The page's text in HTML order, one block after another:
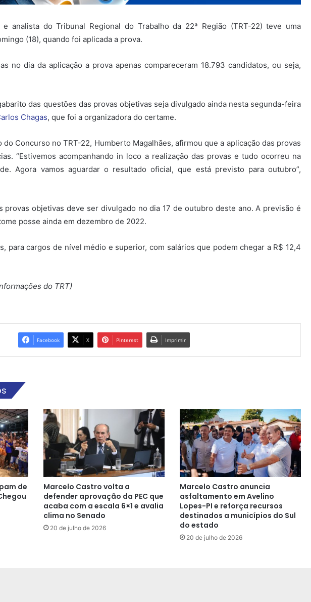
analista do Tribunal Regional do Trabalho da 22ª Região (TRT-22) teve uma
(18), quando foi aplicada a prova.
no dia da aplicação a prova apenas compareceram 18.793 candidatos, ou seja,
das questões das provas objetivas seja divulgado ainda nesta segunda-feira
Chagas, que foi a organizadora do certame.
do Concurso no TRT-22, Humberto Magalhães, afirmou que a aplicação das provas
“Estivemos acompanhando in loco a realização das provas e tudo ocorreu na
Agora vamos aguardar o resultado oficial, que está previsto para outubro”,
provas objetivas deve ser divulgado no dia 17 de outubro deste ano. A previsão é
posse ainda em dezembro de 2022.
para cargos de nível médio e superior, com salários que podem chegar a R$ 12,4
do TRT)
Facebook X Pinterest Imprimir
de
Marcelo Castro volta a
defender aprovação da PEC que
acaba com a escala 6×1 e avalia
clima no Senado
20 de julho de 2026
Marcelo Castro anuncia
asfaltamento em Avelino
Lopes-PI e reforça recursos
destinados a municípios do Sul
do estado
20 de julho de 2026